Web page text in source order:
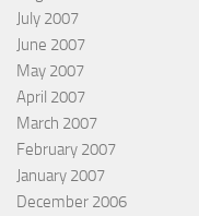
July 2007
June 2007
May 2007
April 2007
March 2007
February 2007
January 2007
December 2006